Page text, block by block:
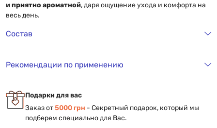
и приятно ароматной, даря ощущение ухода и комфорта на
весь день.
Состав
Рекомендации по применению
Подарки для вас
Заказ от5000 грн - Секретный подарок, который мы
подберем специально для Вас.